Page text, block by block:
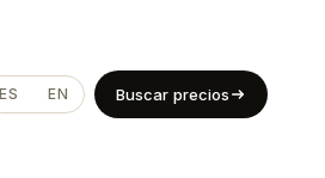
ES EN Buscar precios